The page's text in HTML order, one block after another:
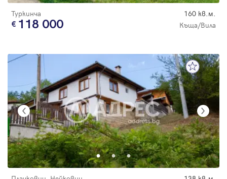
Туркинча 160 кв.м.
118 000 Къща/Вила